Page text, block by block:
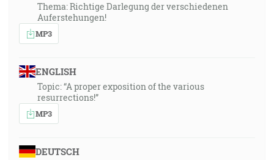
Thema: Richtige Darlegung der verschiedenen
Auferstehungen!
MP3
ENGLISH
Topic: “A proper exposition of the various
resurrections!”
MP3
DEUTSCH